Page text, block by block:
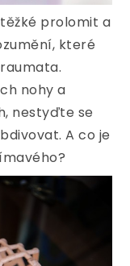
prolomit a
které
nohy a
nestyďte se
A co je